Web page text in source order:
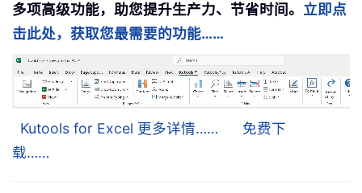
多项高级功能，助您提升生产力、节省时间。 立即点
击此处，获取您最需要的功能……
Kutools for Excel 更多详情……
免费下
载……